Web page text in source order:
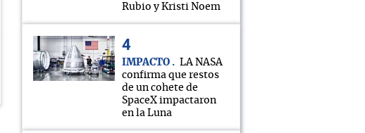
Rubio y Kristi Noem
IMPACTO
LA NASA
confirma que restos
de un cohete de
SpaceX impactaron
en la Luna